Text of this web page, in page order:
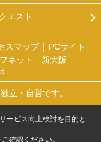
エスト
スマップ
PCサイト
ネット 新大阪
立・自営です。
ービス向上検討を目的と
ご確認ください。